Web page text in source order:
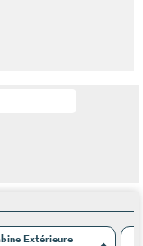
Extérieure